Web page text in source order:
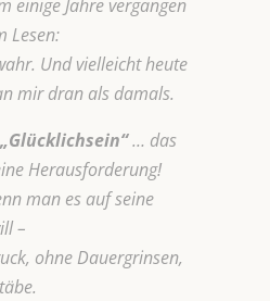
einige Jahre vergangen
Lesen:
Und vielleicht heute
mir dran als damals.
„Glücklichsein“… das
Herausforderung!
man es auf seine
–
ohne Dauergrinsen,